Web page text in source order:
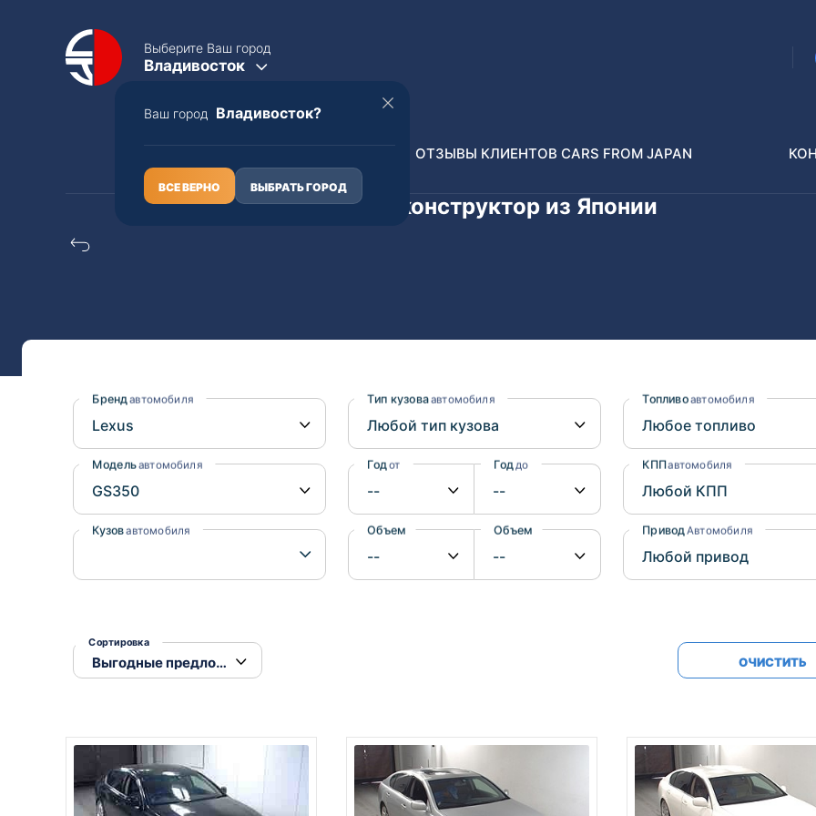
Выберите Ваш город
Владивосток
Ваш город Владивосток?
ВСЕ ВЕРНО ВЫБРАТЬ ГОРОД
Toyota
Mazda
Mitsubishi
Lexus
Tesla
Toyota
Mazda
Mitsubishi
Suzuki
Isuzu
BMW
Daihatsu
ОТЗЫВЫ КЛИЕНТОВ CARS FROM JAPAN
Lexus gs350 распил/конструктор из Японии
Бренд автомобиля
Модельавтомобиля
Кузовавтомобиля
Тип кузоваавтомобиля
Год от Год до
Объем от Объем до
Топливоавтомобиля
КППавтомобиля
Привод Автомобиля
Сортировка
ОЧИСТИТЬ